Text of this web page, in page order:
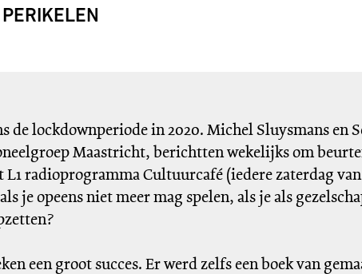
de lockdownperiode in 2020. Michel Sluysmans en
Maastricht, berichtten wekelijks om
radioprogramma Cultuurcafé (iedere zaterdag van
je opeens niet meer mag spelen, als je als
een groot succes. Er werd zelfs een boek van